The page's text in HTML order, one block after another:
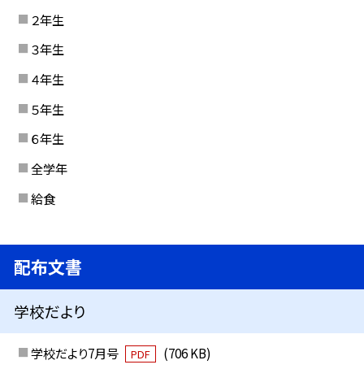
２年生
３年生
４年生
５年生
６年生
全学年
給食
配布文書
学校だより
学校だより7月号 PDF
(706 KB)